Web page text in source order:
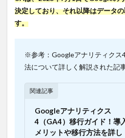
2.1
分析
がで
2.2
で不
った
Web
決定しており、それ以降はデータ
す。
※参考：Googleアナリティクス
法について詳しく解説された記
関連記事
Googleアナリティクス
4（GA4）移行ガイド！導
メリットや移行方法を詳し